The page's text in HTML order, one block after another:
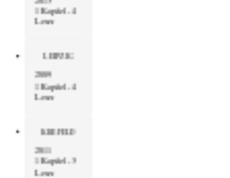
1 Kapitel - 4
Leser
LEIPZIG
2009
1 Kapitel - 4
Leser
KREFELD
2011
1 Kapitel - 3
Leser